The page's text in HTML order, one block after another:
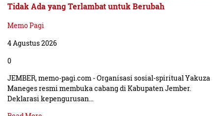
Tidak Ada yang Terlambat untuk Berubah
Memo Pagi
4 Agustus 2026
0
JEMBER, memo-pagi.com - Organisasi sosial-spiritual Yakuza
Maneges resmi membuka cabang di Kabupaten Jember.
Deklarasi kepengurusan…